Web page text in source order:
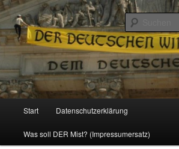
Reizzentrum
Politik, Wirtschaft, Soziales und Gesellschaft
Zum
Inhalt
Zum
sekundären
Start Datenschutzerklärung
Was soll DER Mist? (Impressumersatz)